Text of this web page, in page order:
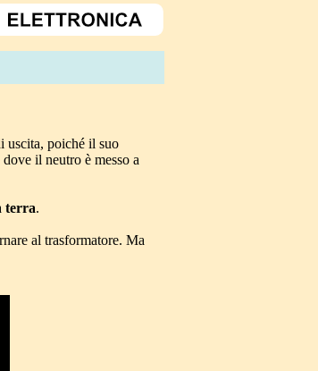
uscita, poiché il suo
il neutro è messo a
terra.
al trasformatore. Ma